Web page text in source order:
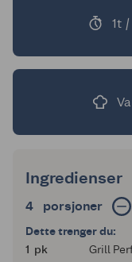
1t
Ingredienser
4 porsjoner
4 porsjoner
Dette trenger du:
11 pk
Grill